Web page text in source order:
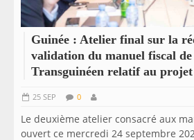
Guinée : Atelier final sur la
validation du manuel fiscal
Transguinéen relatif au
25 SEP 0
Le deuxième atelier consacré aux
ouvert ce mercredi 24 septembre